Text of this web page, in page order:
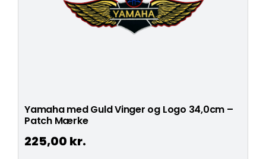
Yamaha med Guld Vinger og Logo 34,0cm –
Patch Mærke
225,00 kr.